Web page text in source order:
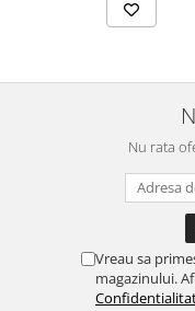
Nu rata
Vreau sa
magazinului.